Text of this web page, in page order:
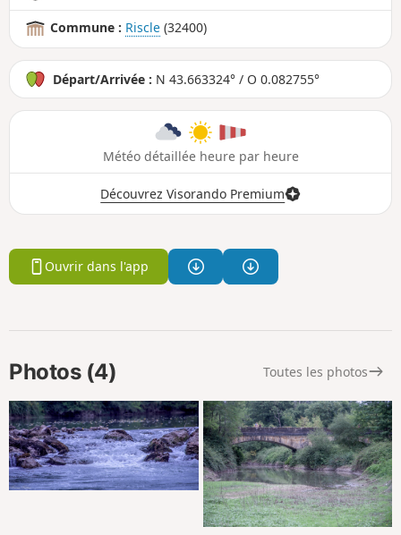
Commune : Riscle (32400)
Départ/Arrivée : N 43.663324° / O 0.082755°
Météo détaillée heure par heure
Découvrez Visorando Premium
Ouvrir dans l'app
Photos (4) Toutes les photos